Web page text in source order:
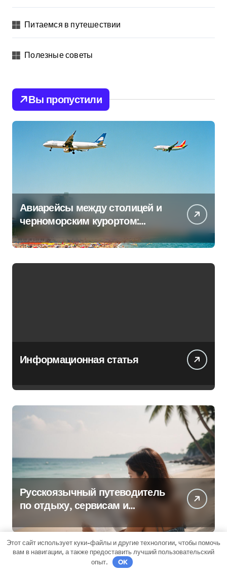
Питаемся в путешествии
Полезные советы
Вы пропустили
Авиарейсы между столицей и
черноморским курортом:
перечень всех операторов
Информационная статья
Русскоязычный путеводитель
по отдыху, сервисам и
Восточной Азии
Новости для путешественников
Этот сайт использует куки-файлы и другие технологии, чтобы помочь
вам в навигации, а также предоставить лучший пользовательский
опыт.
OK